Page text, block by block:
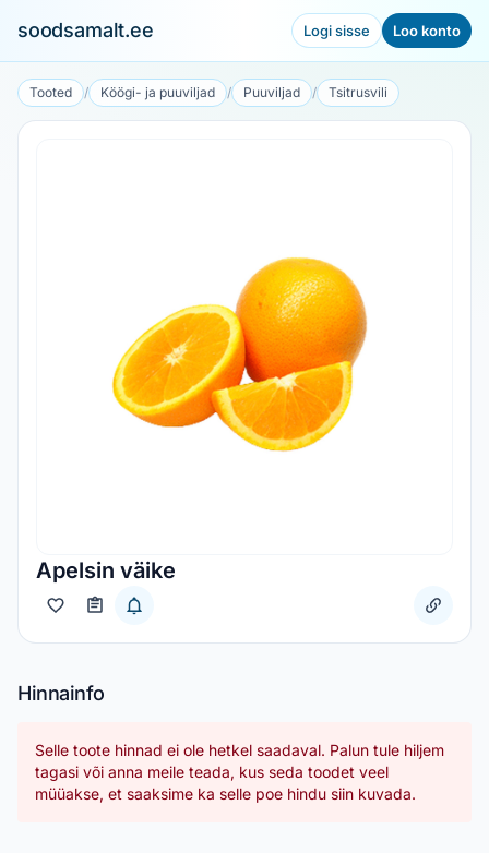
soodsamalt.ee Logi sisse Loo konto
Tooted / Köögi- ja puuviljad / Puuviljad / Tsitrusvili
Apelsin väike
Hinnainfo
Selle toote hinnad ei ole hetkel saadaval. Palun tule hiljem
tagasi või anna meile teada, kus seda toodet veel
müüakse, et saaksime ka selle poe hindu siin kuvada.